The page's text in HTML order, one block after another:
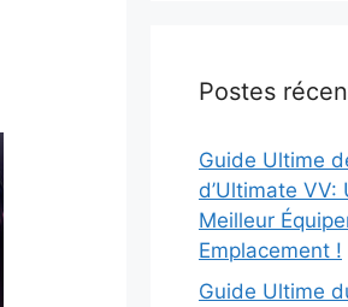
Postes
Guide Ultime
d’Ultimate
Meilleur
Emplacement !
Guide Ultime